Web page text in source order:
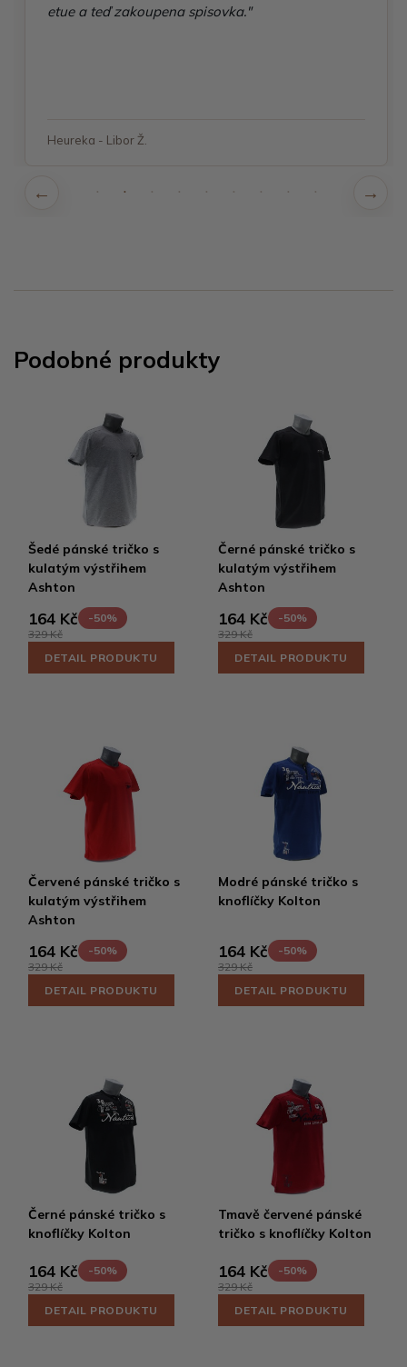
etue a teď zakoupena spisovka."
Heureka - Libor Ž.
Podobné produkty
Šedé pánské tričko s
kulatým výstřihem
Ashton
164 Kč
-50%
329 Kč
DETAIL PRODUKTU
Černé pánské tričko s
kulatým výstřihem
Ashton
164 Kč
-50%
329 Kč
DETAIL PRODUKTU
Červené pánské tričko s
kulatým výstřihem
Ashton
164 Kč
-50%
329 Kč
DETAIL PRODUKTU
Modré pánské tričko s
knoflíčky Kolton
164 Kč
-50%
329 Kč
DETAIL PRODUKTU
Černé pánské tričko s
knoflíčky Kolton
164 Kč
-50%
329 Kč
DETAIL PRODUKTU
Tmavě červené pánské
tričko s knoflíčky Kolton
164 Kč
-50%
329 Kč
DETAIL PRODUKTU